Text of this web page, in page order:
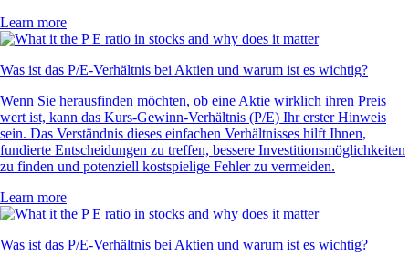
Learn more
Was ist das P/E-Verhältnis bei Aktien und warum ist es wichtig?
Wenn Sie herausfinden möchten, ob eine Aktie wirklich ihren Preis
wert ist, kann das Kurs-Gewinn-Verhältnis (P/E) Ihr erster Hinweis
sein. Das Verständnis dieses einfachen Verhältnisses hilft Ihnen,
fundierte Entscheidungen zu treffen, bessere Investitionsmöglichkeiten
zu finden und potenziell kostspielige Fehler zu vermeiden.
Learn more
Was ist das P/E-Verhältnis bei Aktien und warum ist es wichtig?